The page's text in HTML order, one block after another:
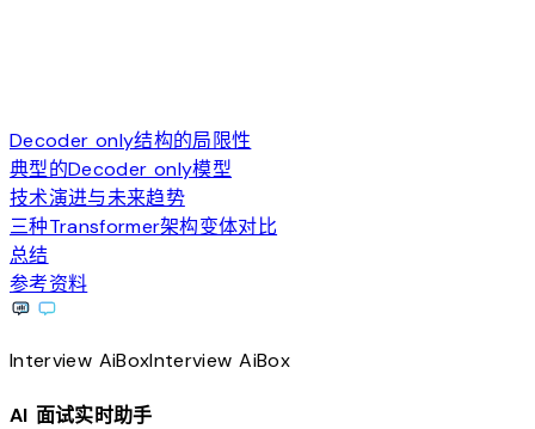
Decoder only结构的局限性
典型的Decoder only模型
技术演进与未来趋势
三种Transformer架构变体对比
总结
参考资料
Interview AiBoxInterviewAiBox
AI 面试实时助手